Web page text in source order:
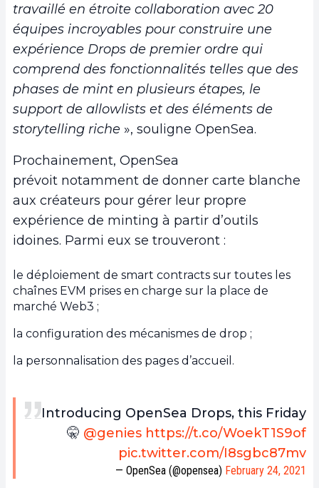
travaillé en étroite collaboration avec 20
équipes incroyables pour construire une
expérience Drops de premier ordre qui
comprend des fonctionnalités telles que des
phases de mint en plusieurs étapes, le
support de allowlists et des éléments de
storytelling riche », souligne OpenSea.
Prochainement, OpenSea
prévoit notamment de donner carte blanche
aux créateurs pour gérer leur propre
expérience de minting à partir d’outils
idoines. Parmi eux se trouveront :
le déploiement de smart contracts sur toutes les
chaînes EVM prises en charge sur la place de
marché Web3 ;
la configuration des mécanismes de drop ;
la personnalisation des pages d’accueil.
Introducing OpenSea Drops, this Friday
🤫 @genies https://t.co/WoekT1S9of
pic.twitter.com/I8sgbc87mv
— OpenSea (@opensea) February 24, 2021